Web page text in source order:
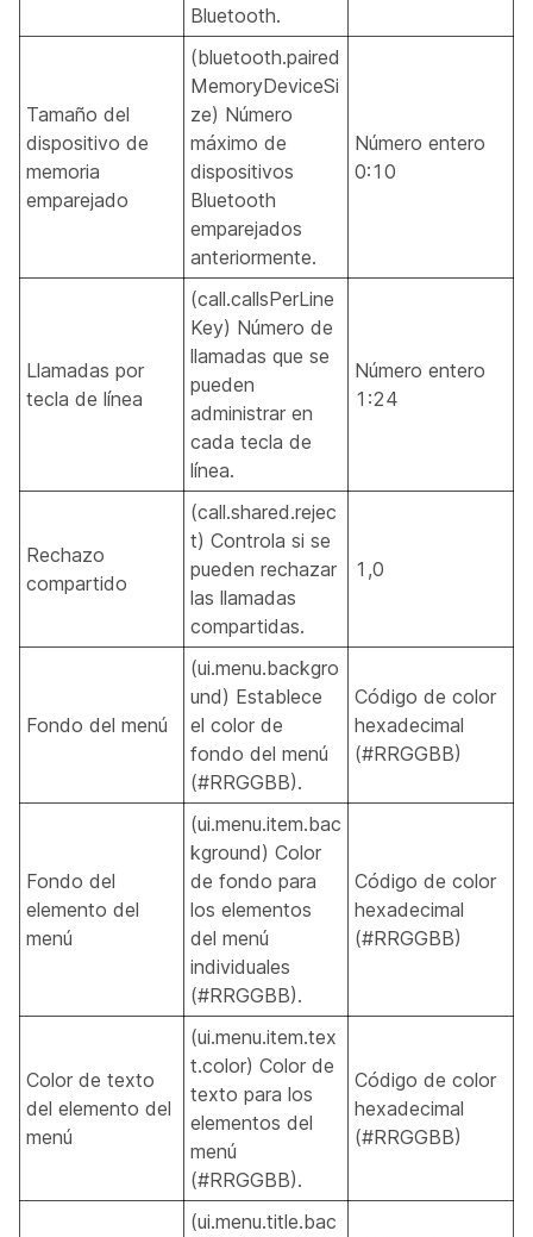
Bluetooth.
Tamaño del
dispositivo de
memoria
emparejado
(bluetooth.paired
MemoryDeviceSi
ze) Número
máximo de
dispositivos
Bluetooth
emparejados
anteriormente.
Número entero
0:10
Llamadas por
tecla de línea
(call.callsPerLine
Key) Número de
llamadas que se
pueden
administrar en
cada tecla de
línea.
Número entero
1:24
Rechazo
compartido
(call.shared.rejec
t) Controla si se
pueden rechazar
las llamadas
compartidas.
1,0
Fondo del menú
(ui.menu.backgro
und) Establece
el color de
fondo del menú
(#RRGGBB).
Código de color
hexadecimal
(#RRGGBB)
Fondo del
elemento del
menú
(ui.menu.item.bac
kground) Color
de fondo para
los elementos
del menú
individuales
(#RRGGBB).
Código de color
hexadecimal
(#RRGGBB)
Color de texto
del elemento del
menú
(ui.menu.item.tex
t.color) Color de
texto para los
elementos del
menú
(#RRGGBB).
Código de color
hexadecimal
(#RRGGBB)
(ui.menu.title.bac